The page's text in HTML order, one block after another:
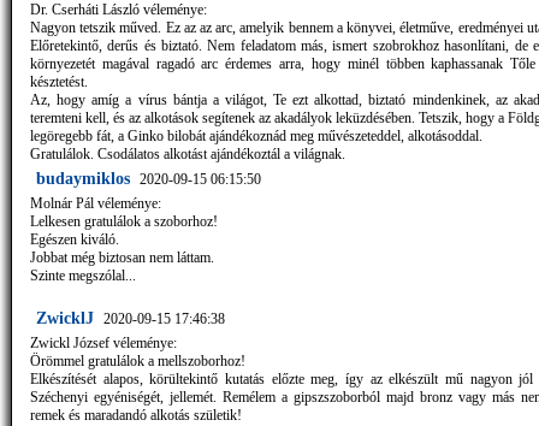
Dr. Cserháti László véleménye:
Nagyon tetszik műved. Ez az az arc, amelyik bennem a könyvei, életműve, eredményei
Előretekintő, derűs és biztató. Nem feladatom más, ismert szobrokhoz hasonlítani, de
környezetét magával ragadó arc érdemes arra, hogy minél többen kaphassanak Tőle
késztetést.
Az, hogy amíg a vírus bántja a világot, Te ezt alkottad, biztató mindenkinek, az
teremteni kell, és az alkotások segítenek az akadályok leküzdésében. Tetszik, hogy a
legöregebb fát, a Ginko bilobát ajándékoznád meg művészeteddel, alkotásoddal.
Gratulálok. Csodálatos alkotást ajándékoztál a világnak.
budaymiklos 2020-09-15 06:15:50
Molnár Pál véleménye:
Lelkesen gratulálok a szoborhoz!
Egészen kiváló.
Jobbat még biztosan nem láttam.
Szinte megszólal...
ZwicklJ 2020-09-15 17:46:38
Zwickl József véleménye:
Örömmel gratulálok a mellszoborhoz!
Elkészítését alapos, körültekintő kutatás előzte meg, így az elkészült mű nagyon jól
Széchenyi egyéniségét, jellemét. Remélem a gipszszoborból majd bronz vagy más
remek és maradandó alkotás születik!